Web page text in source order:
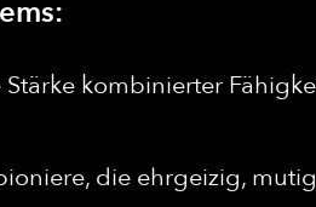
kombinierter
die ehrgeizig,